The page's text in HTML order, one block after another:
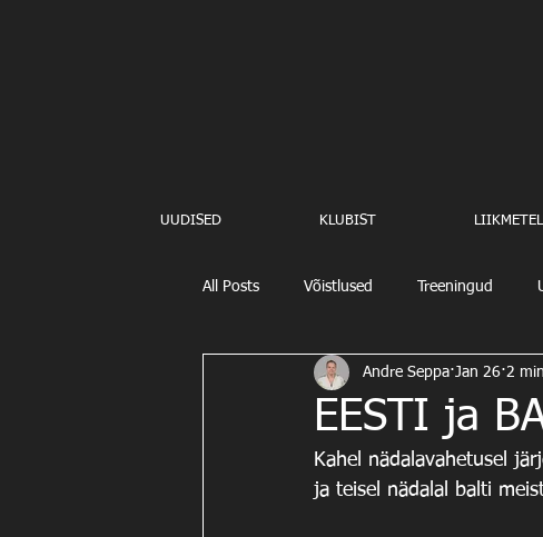
UUDISED KLUBIST
All Posts Võistlused Treeningud
EESTI ja
Andre Seppa Jan 26 2
Kahel nädalavahetusel
ja teisel nädalal balti